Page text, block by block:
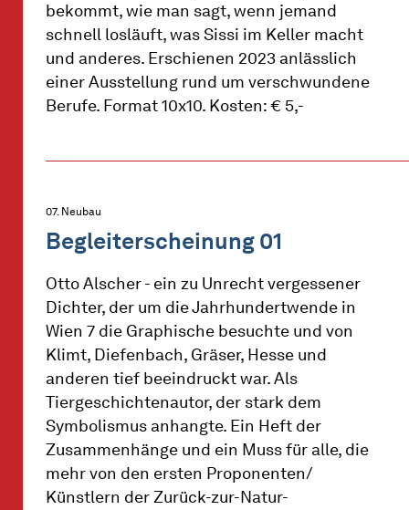
bekommt, wie man sagt, wenn jemand
schnell losläuft, was Sissi im Keller macht
und anderes. Erschienen 2023 anlässlich
einer Ausstellung rund um verschwundene
Berufe. Format 10x10. Kosten: € 5,-
07. Neubau
Begleiterscheinung 01
Otto Alscher - ein zu Unrecht vergessener
Dichter, der um die Jahrhundertwende in
Wien 7 die Graphische besuchte und von
Klimt, Diefenbach, Gräser, Hesse und
anderen tief beeindruckt war. Als
Tiergeschichtenautor, der stark dem
Symbolismus anhangte. Ein Heft der
Zusammenhänge und ein Muss für alle, die
mehr von den ersten Proponenten/
Künstlern der Zurück-zur-Natur-